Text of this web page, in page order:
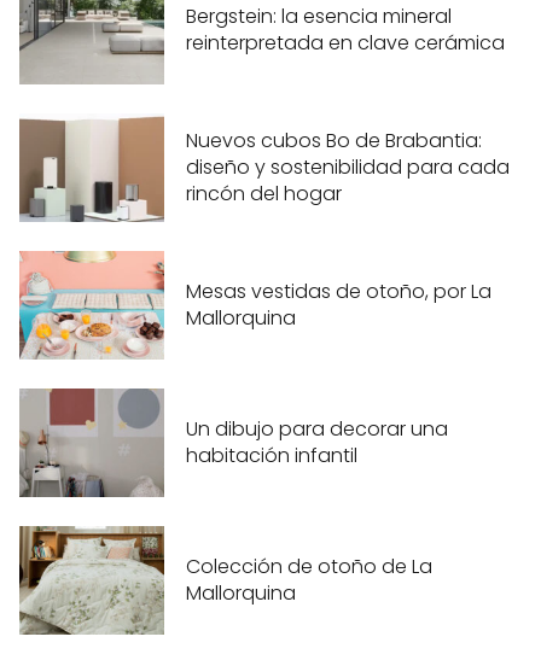
Bergstein: la esencia mineral
reinterpretada en clave cerámica
Nuevos cubos Bo de Brabantia:
diseño y sostenibilidad para cada
rincón del hogar
Mesas vestidas de otoño, por La
Mallorquina
Un dibujo para decorar una
habitación infantil
Colección de otoño de La
Mallorquina